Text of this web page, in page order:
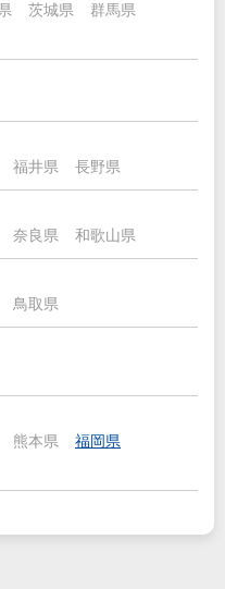
茨城県
群馬県
福井県 長野県
奈良県 和歌山県
鳥取県
熊本県
福岡県